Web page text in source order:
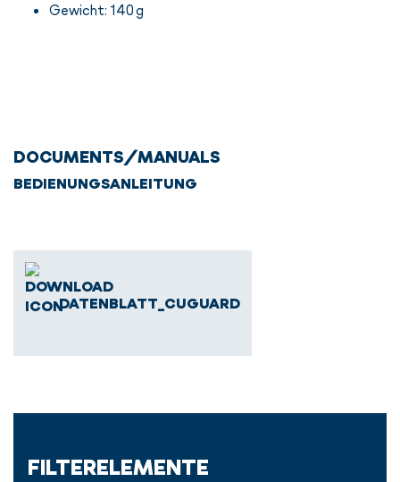
Gewicht: 140 g
DOCUMENTS/MANUALS
BEDIENUNGSANLEITUNG
DATENBLATT_CUGUARD
FILTERELEMENTE